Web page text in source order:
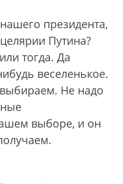
президента,
Путина?
тогда. Да
веселенькое.
Не надо
выборе, и он